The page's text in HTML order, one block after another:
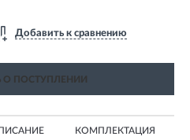
Добавить к сравнению
О ПОСТУПЛЕНИИ
КОМПЛЕКТАЦИЯ